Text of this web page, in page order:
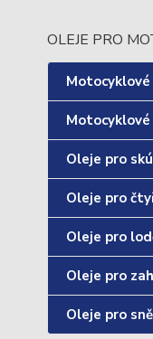
OLEJE PRO
Oleje pro
Oleje pro
Oleje pro
Oleje pro
Oleje pro